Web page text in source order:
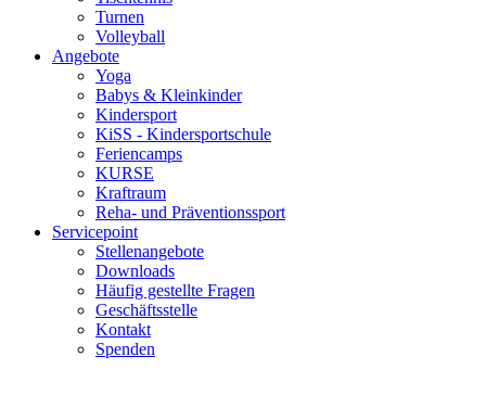
Turnen
Volleyball
Angebote
Yoga
Babys & Kleinkinder
Kindersport
KiSS - Kindersportschule
Feriencamps
KURSE
Kraftraum
Reha- und Präventionssport
Servicepoint
Stellenangebote
Downloads
Häufig gestellte Fragen
Geschäftsstelle
Kontakt
Spenden